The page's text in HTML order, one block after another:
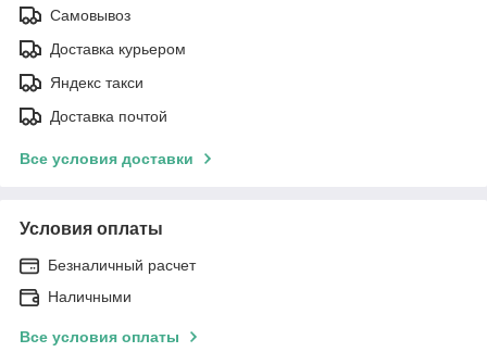
Самовывоз
Доставка курьером
Яндекс такси
Доставка почтой
Все условия доставки
Условия оплаты
Безналичный расчет
Наличными
Все условия оплаты